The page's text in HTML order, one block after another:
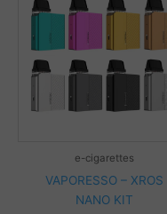
e-cigarettes
VAPORESSO – XROS
NANO KIT